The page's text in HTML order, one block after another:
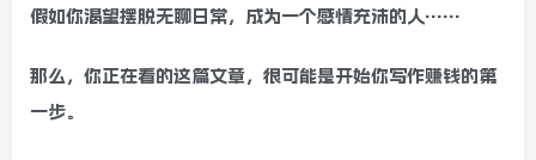
假如你渴望摆脱无聊日常，成为一个感情充沛的人……
那么，你正在看的这篇文章，很可能是开始你写作赚钱的第
一步。